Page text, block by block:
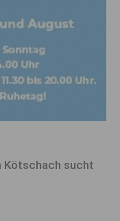
Kötschach sucht